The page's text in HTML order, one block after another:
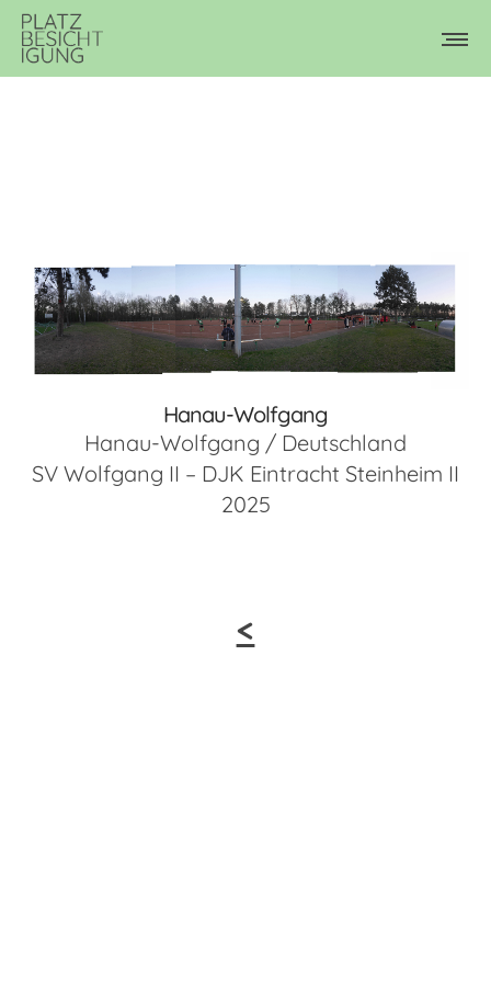
Hanau-Wolfgang
Hanau-Wolfgang / Deutschland
SV Wolfgang II – DJK Eintracht Steinheim II
2025
<